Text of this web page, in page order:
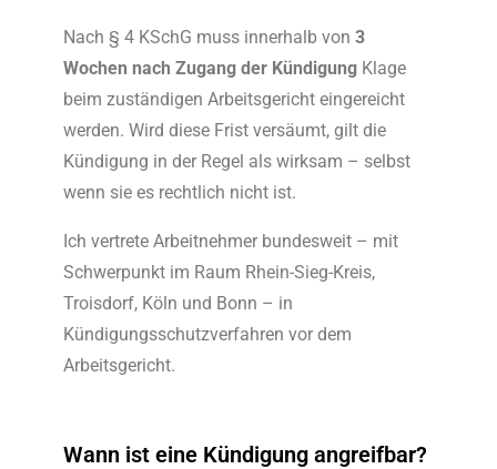
Nach § 4 KSchG muss innerhalb von3
Wochen nach Zugang der Kündigung Klage
beim zuständigen Arbeitsgericht eingereicht
werden. Wird diese Frist versäumt, gilt die
Kündigung in der Regel als wirksam – selbst
wenn sie es rechtlich nicht ist.
Ich vertrete Arbeitnehmer bundesweit – mit
Schwerpunkt im Raum Rhein-Sieg-Kreis,
Troisdorf, Köln und Bonn – in
Kündigungsschutzverfahren vor dem
Arbeitsgericht.
Wann ist eine Kündigung angreifbar?